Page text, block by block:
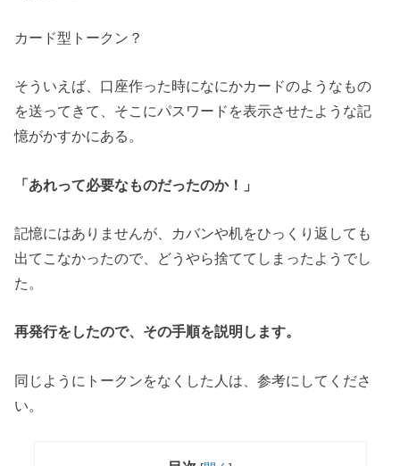
カード型トークン？
そういえば、口座作った時になにかカードのようなもの
を送ってきて、そこにパスワードを表示させたような記
憶がかすかにある。
「あれって必要なものだったのか！」
記憶にはありませんが、カバンや机をひっくり返しても
出てこなかったので、どうやら捨ててしまったようでし
た。
再発行をしたので、その手順を説明します。
同じようにトークンをなくした人は、参考にしてくださ
い。